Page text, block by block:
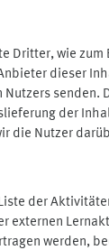
wie
dieser
der
die Nutzer
der
werden,